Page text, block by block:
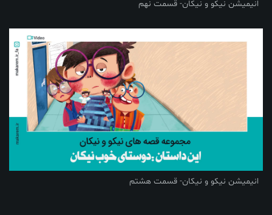
انیمیشن نیکو و نیکان- قسمت نهم
انیمیشن نیکو و نیکان- قسمت هشتم